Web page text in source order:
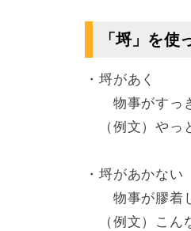
「埒」を使
・埒があく
物事がすっき
（例文）やっ
・埒があかない
物事が膠着し
（例文）こん